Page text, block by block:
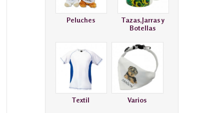
Peluches
Tazas,Jarras y
Botellas
Textil Varios